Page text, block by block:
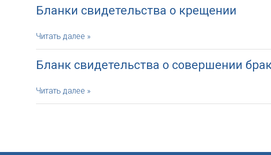
Бланки свидетельства о крещении
Бланки
свидетельства
о
крещении
Читать далее »
Бланк свидетельства о совершении
Бланк
свидетельства
Читать далее »